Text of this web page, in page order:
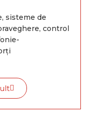
sisteme de
control